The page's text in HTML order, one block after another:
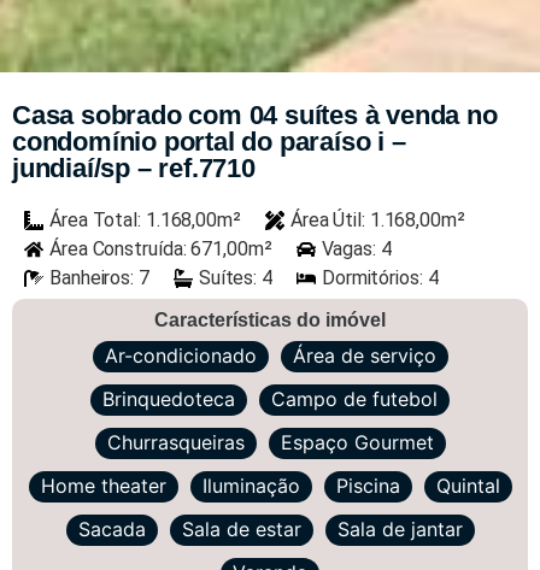
Casa sobrado com 04 suítes à venda no
condomínio portal do paraíso i –
jundiaí/sp – ref.7710
Área Total: 1.168,00m²
Área Útil: 1.168,00m²
Área Construída: 671,00m²
Vagas: 4
Banheiros: 7
Suítes: 4 Dormitórios: 4
Características do imóvel
Ar-condicionado
Área de serviço
Brinquedoteca
Campo de futebol
Churrasqueiras
Espaço Gourmet
Home theater
Iluminação Piscina
Quintal
Sacada
Sala de estar
Sala de jantar